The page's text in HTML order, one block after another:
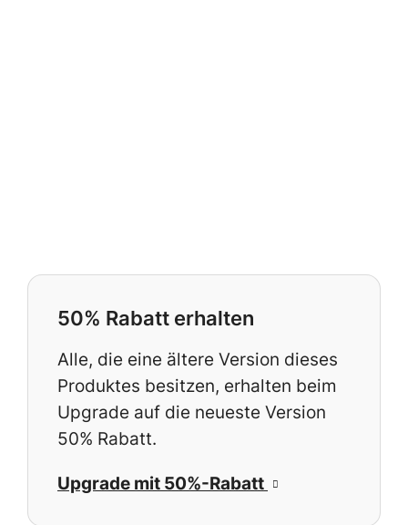
50% Rabatt erhalten
Alle, die eine ältere Version dieses
Produktes besitzen, erhalten beim
Upgrade auf die neueste Version
50% Rabatt.
Upgrade mit 50%-Rabatt